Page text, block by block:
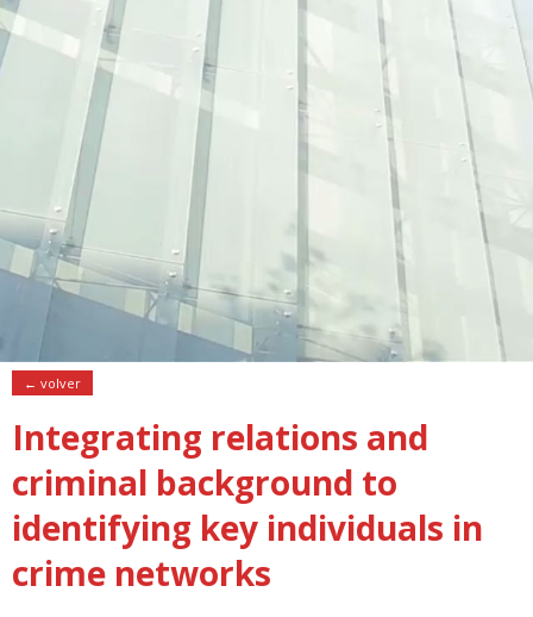
← volver
Integrating relations and
criminal background to
identifying key individuals in
crime networks